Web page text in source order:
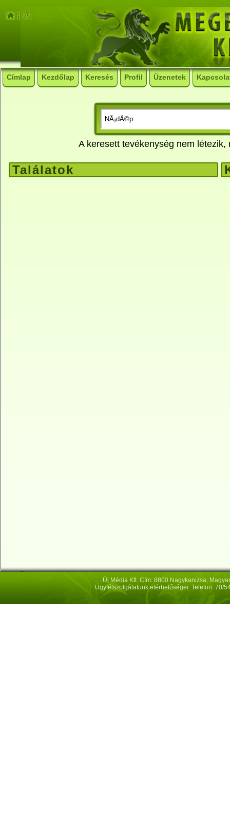
Címlap Kezdőlap Keresés Profil Üzenetek
A keresett tevékenység nem
Találatok
Új Média Kft. Cím: 8800 Nagykanizsa,
Ügyfélszolgálatunk elérhetőségei: Telefon: 70/